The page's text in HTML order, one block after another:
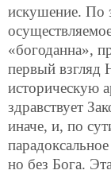
искушение. По
«богоданна»,
первый взгляд
историческую
здравствует
иначе, и, по
но без Бога.